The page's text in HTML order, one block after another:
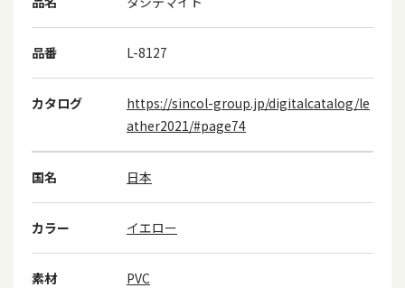
品番 L-8127
カタログ
https://sincol-group.jp/digitalcatalog/le
ather2021/#page74
国名 日本
カラー イエロー
素材 PVC